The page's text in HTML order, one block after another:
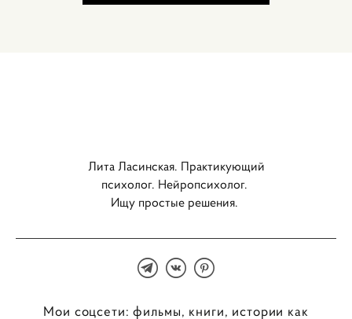
Лита Ласинская. Практикующий
психолог. Нейропсихолог.
Ищу простые решения.
Мои соцсети: фильмы, книги, истории как